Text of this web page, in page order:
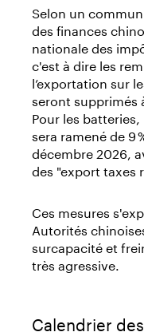
Selon un
des finances
nationale des
c'est à dire les
l’exportation sur
seront supprimés
Pour les
sera ramené de 9
décembre 2026,
des "export taxes
Ces mesures
Autorités
surcapacité et
très agressive.
Calendrier